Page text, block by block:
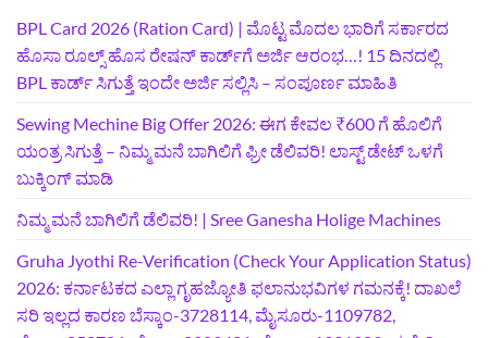
BPL Card 2026 (Ration Card) | ಮೊಟ್ಟ ಮೊದಲ ಭಾರಿಗೆ ಸರ್ಕಾರದ
ಹೊಸಾ ರೂಲ್ಸ್ ಹೊಸ ರೇಷನ್ ಕಾರ್ಡ್‌ಗೆ ಅರ್ಜಿ ಆರಂಭ…! 15 ದಿನದಲ್ಲಿ
BPL ಕಾರ್ಡ್ ಸಿಗುತ್ತೆ ಇಂದೇ ಅರ್ಜಿ ಸಲ್ಲಿಸಿ – ಸಂಪೂರ್ಣ ಮಾಹಿತಿ
Sewing Mechine Big Offer 2026: ಈಗ ಕೇವಲ ₹600 ಗೆ ಹೊಲಿಗೆ
ಯಂತ್ರ ಸಿಗುತ್ತೆ – ನಿಮ್ಮ ಮನೆ ಬಾಗಿಲಿಗೆ‍ ಫ್ರೀ ಡೆಲಿವರಿ! ಲಾಸ್ಟ್‌ ಡೇಟ್‌ ಒಳಗೆ
ಬುಕ್ಕಿಂಗ್‌ ಮಾಡಿ
ನಿಮ್ಮ ಮನೆ ಬಾಗಿಲಿಗೆ ಡೆಲಿವರಿ! | Sree Ganesha Holige Machines
Gruha Jyothi Re-Verification (Check Your Application Status)
2026: ಕರ್ನಾಟಕದ ಎಲ್ಲಾ ಗೃಹಜ್ಯೋತಿ ಫಲಾನುಭವಿಗಳ ಗಮನಕ್ಕೆ! ದಾಖಲೆ
ಸರಿ ಇಲ್ಲದ ಕಾರಣ ಬೆಸ್ಕಾಂ-3728114, ಮೈಸೂರು-1109782,